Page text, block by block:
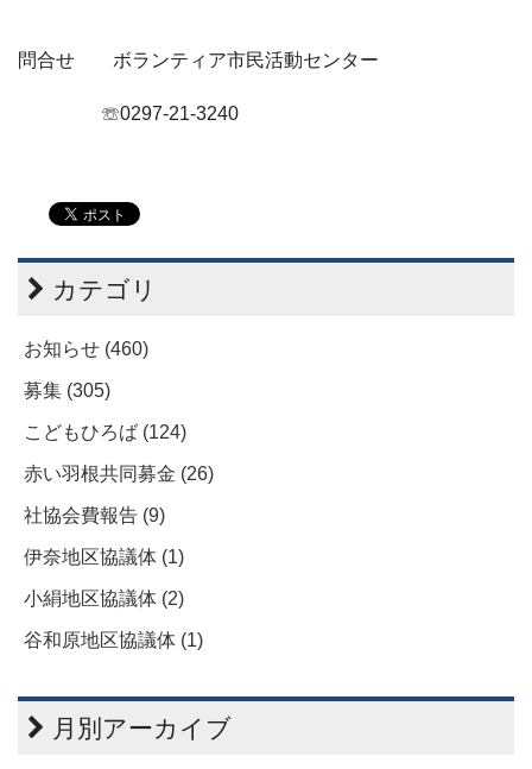
問合せ ボランティア市民活動センター
☏0297-21-3240
カテゴリ
お知らせ (460)
募集 (305)
こどもひろば (124)
赤い羽根共同募金 (26)
社協会費報告 (9)
伊奈地区協議体 (1)
小絹地区協議体 (2)
谷和原地区協議体 (1)
月別アーカイブ